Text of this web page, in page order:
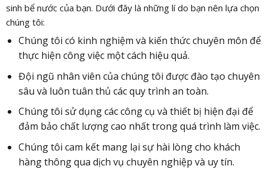
sinh bể nước của bạn. Dưới đây là những lí do bạn nên lựa chọn
chúng tôi:
Chúng tôi có kinh nghiệm và kiến thức chuyên môn để
thực hiện công việc một cách hiệu quả.
Đội ngũ nhân viên của chúng tôi được đào tạo chuyên
sâu và luôn tuân thủ các quy trình an toàn.
Chúng tôi sử dụng các công cụ và thiết bị hiện đại để
đảm bảo chất lượng cao nhất trong quá trình làm việc.
Chúng tôi cam kết mang lại sự hài lòng cho khách
hàng thông qua dịch vụ chuyên nghiệp và uy tín.